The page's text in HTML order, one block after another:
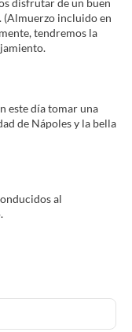
disfrutar de un buen
incluido en
tendremos la
este día tomar una
de Nápoles y la bella
al